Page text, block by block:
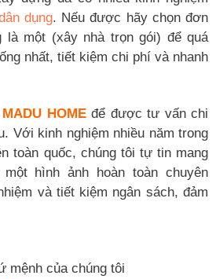
dụng. Nếu được hãy chọn đơn
một (xây nhà trọn gói) để quá
nhất, tiết kiệm chi phí và nhanh
MADU HOMEđể được tư vấn chi
Với kinh nghiệm nhiều năm trong
toàn quốc, chúng tôi tự tin mang
hình ảnh hoàn toàn chuyên
và tiết kiệm ngân sách, đảm
mệnh của chúng tôi